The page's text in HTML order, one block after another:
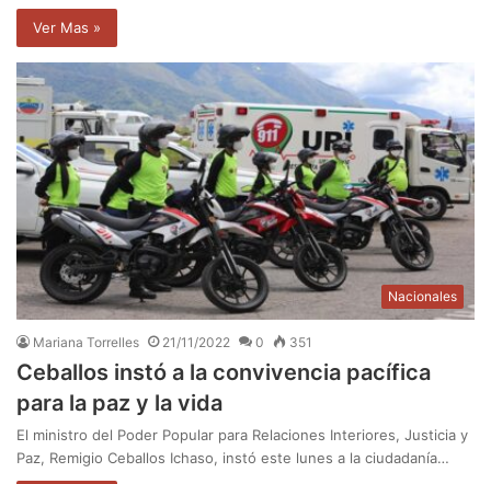
Ver Mas »
Nacionales
Mariana Torrelles 21/11/2022 0 351
Ceballos instó a la convivencia pacífica
para la paz y la vida
El ministro del Poder Popular para Relaciones Interiores, Justicia y
Paz, Remigio Ceballos Ichaso, instó este lunes a la ciudadanía…